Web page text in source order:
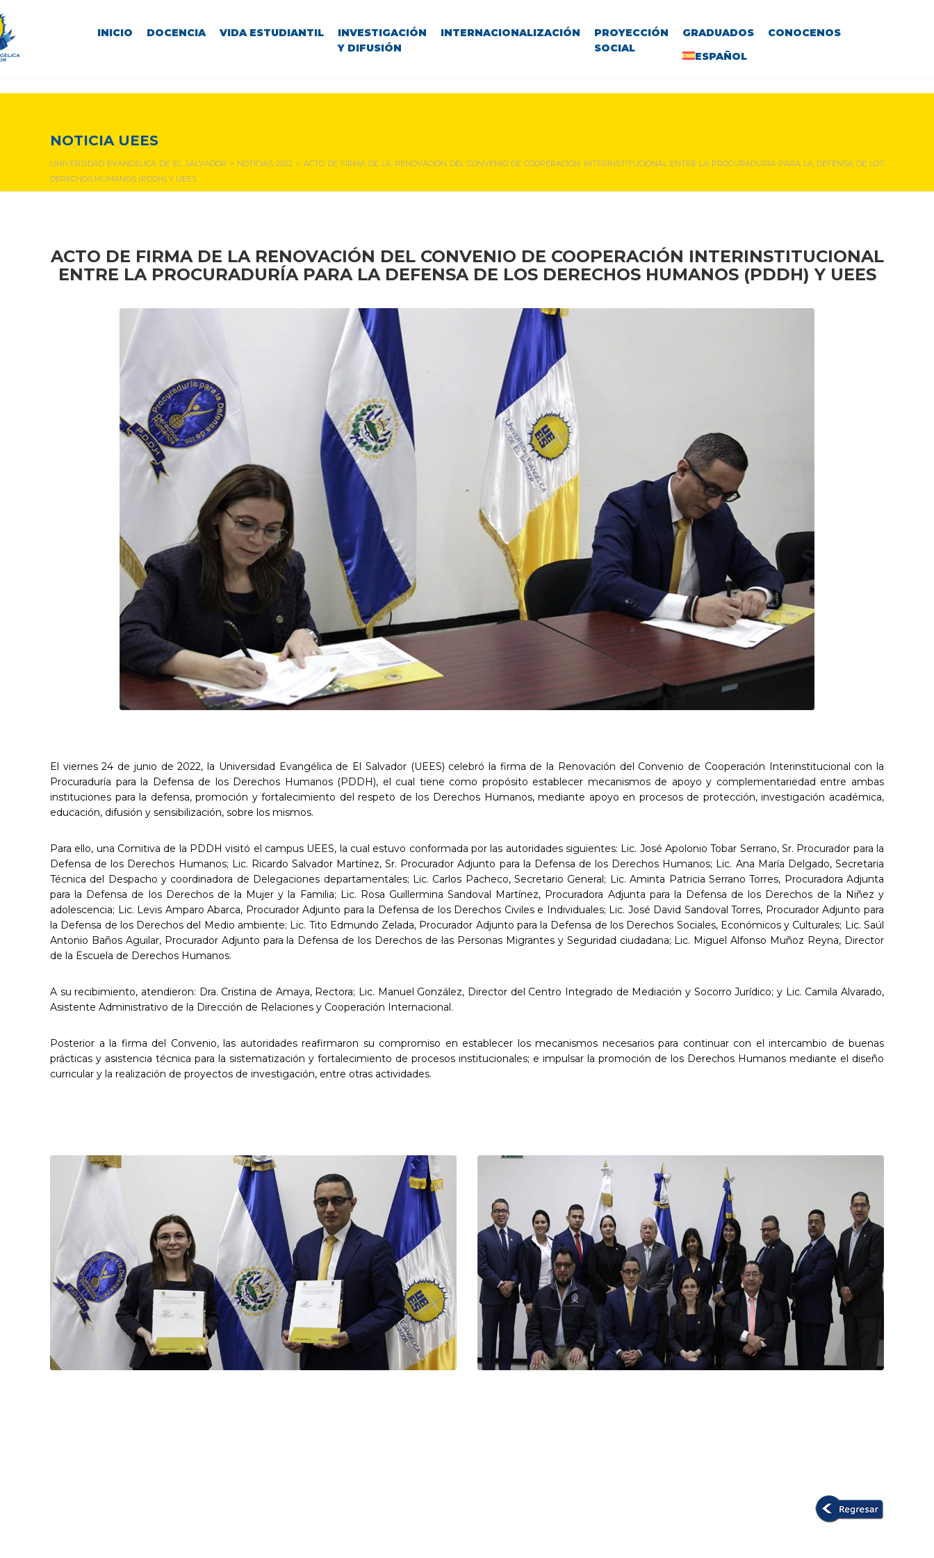
INICIO DOCENCIA VIDA ESTUDIANTIL
INVESTIGACIÓN
Y DIFUSIÓN
INTERNACIONALIZACIÓN
PROYECCIÓN
SOCIAL
GRADUADOS
CONOCENOS
ESPAÑOL
NOTICIA UEES
UNIVERSIDAD EVANGÉLICA DE EL SALVADOR > NOTICIAS 2022 > ACTO DE FIRMA DE LA RENOVACIÓN DEL CONVENIO DE COOPERACIÓN INTERINSTITUCIONAL ENTRE LA PROCURADURÍA PARA LA DEFENSA DE LOS
DERECHOS HUMANOS (PDDH) Y UEES
ACTO DE FIRMA DE LA RENOVACIÓN DEL CONVENIO DE COOPERACIÓN INTERINSTITUCIONAL
ENTRE LA PROCURADURÍA PARA LA DEFENSA DE LOS DERECHOS HUMANOS (PDDH) Y UEES
El viernes 24 de junio de 2022, la Universidad Evangélica de El Salvador (UEES) celebró la firma de la Renovación del Convenio de Cooperación Interinstitucional con la
Procuraduría para la Defensa de los Derechos Humanos (PDDH), el cual tiene como propósito establecer mecanismos de apoyo y complementariedad entre ambas
instituciones para la defensa, promoción y fortalecimiento del respeto de los Derechos Humanos, mediante apoyo en procesos de protección, investigación académica,
educación, difusión y sensibilización, sobre los mismos.
Para ello, una Comitiva de la PDDH visitó el campus UEES, la cual estuvo conformada por las autoridades siguientes: Lic. José Apolonio Tobar Serrano, Sr. Procurador para la
Defensa de los Derechos Humanos; Lic. Ricardo Salvador Martínez, Sr. Procurador Adjunto para la Defensa de los Derechos Humanos; Lic. Ana María Delgado, Secretaria
Técnica del Despacho y coordinadora de Delegaciones departamentales; Lic. Carlos Pacheco, Secretario General; Lic. Aminta Patricia Serrano Torres, Procuradora Adjunta
para la Defensa de los Derechos de la Mujer y la Familia; Lic. Rosa Guillermina Sandoval Martínez, Procuradora Adjunta para la Defensa de los Derechos de la Niñez y
adolescencia; Lic. Levis Amparo Abarca, Procurador Adjunto para la Defensa de los Derechos Civiles e Individuales; Lic. José David Sandoval Torres, Procurador Adjunto para
la Defensa de los Derechos del Medio ambiente; Lic. Tito Edmundo Zelada, Procurador Adjunto para la Defensa de los Derechos Sociales, Económicos y Culturales; Lic. Saúl
Antonio Baños Aguilar, Procurador Adjunto para la Defensa de los Derechos de las Personas Migrantes y Seguridad ciudadana; Lic. Miguel Alfonso Muñoz Reyna, Director
de la Escuela de Derechos Humanos.
A su recibimiento, atendieron: Dra. Cristina de Amaya, Rectora; Lic. Manuel González, Director del Centro Integrado de Mediación y Socorro Jurídico; y Lic. Camila Alvarado,
Asistente Administrativo de la Dirección de Relaciones y Cooperación Internacional.
Posterior a la firma del Convenio, las autoridades reafirmaron su compromiso en establecer los mecanismos necesarios para continuar con el intercambio de buenas
prácticas y asistencia técnica para la sistematización y fortalecimiento de procesos institucionales; e impulsar la promoción de los Derechos Humanos mediante el diseño
curricular y la realización de proyectos de investigación, entre otras actividades.